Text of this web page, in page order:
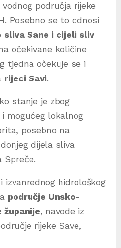
područja rijeke
Posebno se to odnosi
sliva Sane i cijeli sliv
očekivane količine
tjedna očekuje se i
rijeci Savi.
stanje je zbog
mogućeg lokalnog
posebno na
dijela sliva
Spreče.
izvanrednog hidrološkog
područje Unsko-
županije, navode iz
rijeke Save,